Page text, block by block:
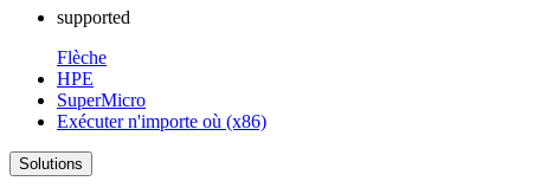
supported
Flèche
HPE
SuperMicro
Exécuter n'importe où (x86)
Solutions